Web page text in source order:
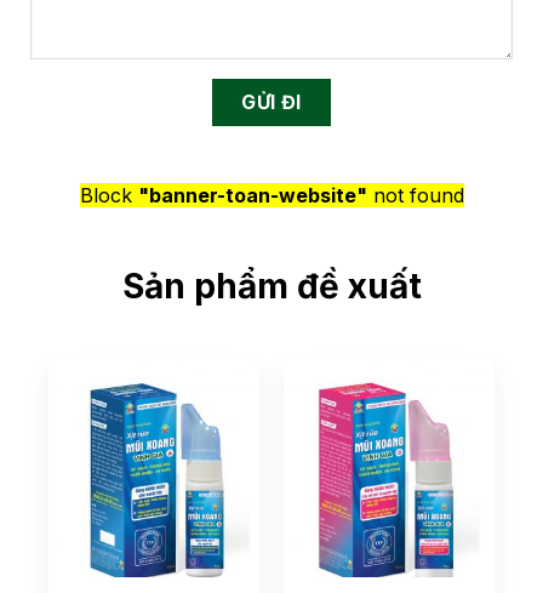
Block "banner-toan-website" not found
Sản phẩm đề xuất